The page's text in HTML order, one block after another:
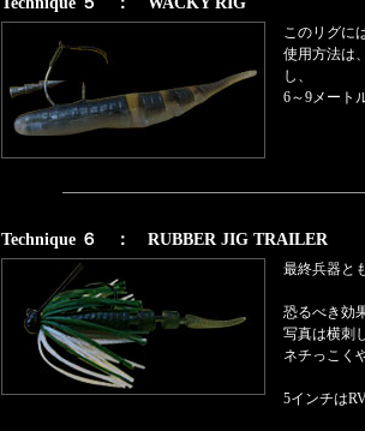
このリグに
使用方法は
し、
6～9メート
Technique ６ ： RUBBER JIG TRAILER
最終兵器と
恐るべき効
写真は横刺
ネチっこく
5インチは